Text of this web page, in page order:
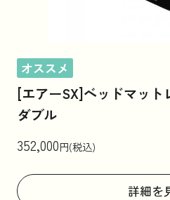
オススメ
[エアーSX]ベッドマット
ダブル
352,000円(税込)
詳細を